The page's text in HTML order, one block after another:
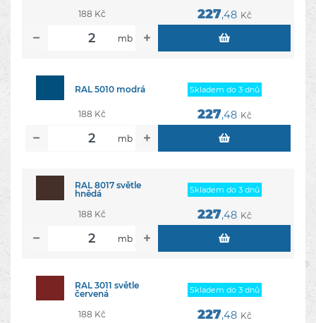
188 Kč 227,48 Kč
mb
RAL 5010 modrá Skladem do 3 dnů
188 Kč 227,48 Kč
mb
RAL 8017 světle
hnědá
Skladem do 3 dnů
188 Kč 227,48 Kč
mb
RAL 3011 světle
červená
Skladem do 3 dnů
188 Kč 227,48 Kč